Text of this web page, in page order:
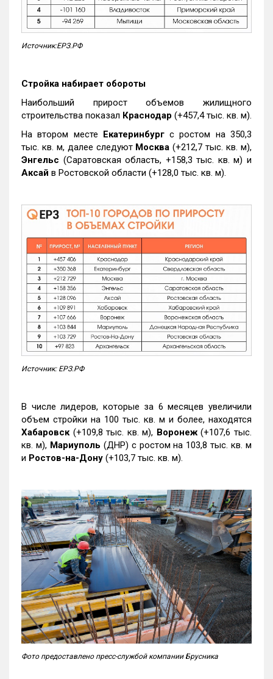
Источник:ЕРЗ.РФ
Стройка набирает обороты
Наибольший прирост объемов жилищного
строительства показал Краснодар (+457,4 тыс. кв. м).
На втором месте Екатеринбургс ростом на 350,3
тыс. кв. м, далее следуют Москва (+212,7 тыс. кв. м),
Энгельс (Саратовская область, +158,3 тыс. кв. м) и
Аксай в Ростовской области (+128,0 тыс. кв. м).
Источник: ЕРЗ.РФ
В числе лидеров, которые за 6 месяцев увеличили
объем стройки на 100 тыс. кв. м и более, находятся
Хабаровск (+109,8 тыс. кв. м), Воронеж(+107,6 тыс.
кв. м), Мариуполь (ДНР) с ростом на 103,8 тыс. кв. м
и Ростов-на-Дону (+103,7 тыс. кв. м).
Фото предоставлено пресс-службой компании Брусника